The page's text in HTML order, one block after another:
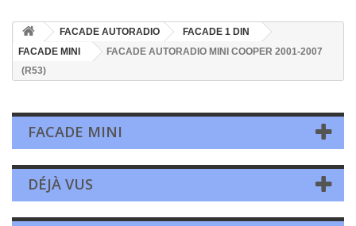
FACADE AUTORADIO
FACADE 1 DIN
FACADE MINI
FACADE AUTORADIO MINI COOPER 2001-2007
(R53)
FACADE MINI
DÉJÀ VUS